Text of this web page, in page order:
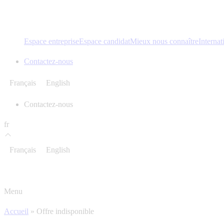
Espace entrepriseEspace candidatMieux nous connaître
Contactez-nous
Français English
Contactez-nous
fr
Français English
Menu
Accueil » Offre indisponible